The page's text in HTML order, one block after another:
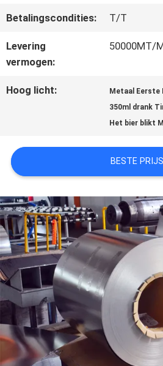
NIEUWS
GEVALLEN
CITAAT
SITEMAP
PRIVACYBELEID
Betalingscondities: T/T
Levering
vermogen:
50000MT/
Hoog licht: Metaal
350ml drank
Het bier blikt
BESTE PRIJS